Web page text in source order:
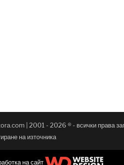
| 2001 - 2026 ® - всички права
на източника
на сайт